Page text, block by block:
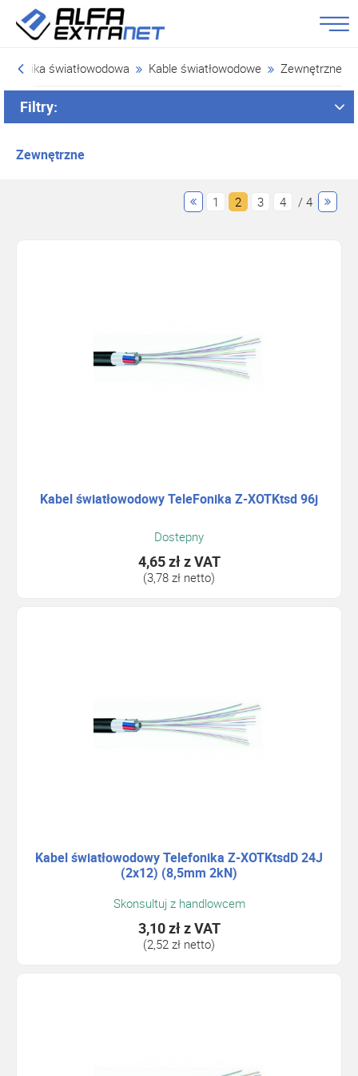
Technika światłowodowa Kable światłowodowe Zewnętrzne
Filtry:
Zewnętrzne
1 2 3 4 / 4
Kabel światłowodowy TeleFonika Z-XOTKtsd 96j
Dostepny
4,65 złz VAT
(3,78 zł netto)
Kabel światłowodowy Telefonika Z-XOTKtsdD 24J
(2x12) (8,5mm 2kN)
Skonsultuj z handlowcem
3,10 złz VAT
(2,52 zł netto)